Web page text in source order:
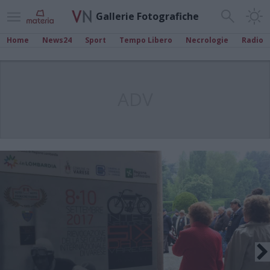
Gallerie Fotografiche
Home News24 Sport Tempo Libero Necrologie Radio